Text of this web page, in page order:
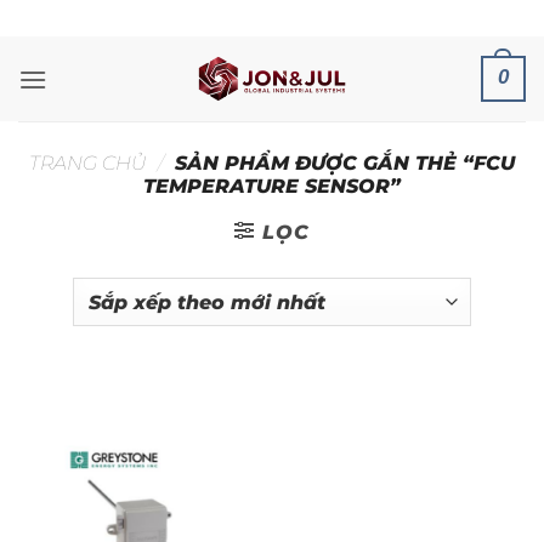
nội
0
TRANG CHỦ / SẢN PHẨM ĐƯỢC GẮN THẺ “FCU
TEMPERATURE SENSOR”
LỌC